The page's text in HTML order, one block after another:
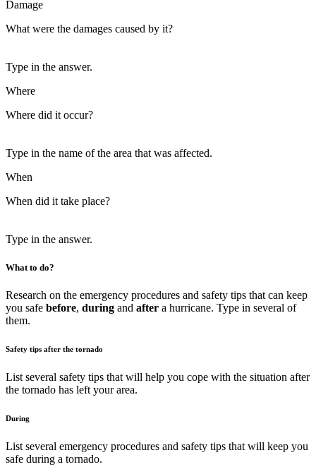
Damage
What were the damages caused by it?
Type in the answer.
Where
Where did it occur?
Type in the name of the area that was affected.
When
When did it take place?
Type in the answer.
What to do?
Research on the emergency procedures and safety tips that can keep
you safe before, during and after a hurricane. Type in several of
them.
Safety tips after the tornado
List several safety tips that will help you cope with the situation after
the tornado has left your area.
During
List several emergency procedures and safety tips that will keep you
safe during a tornado.